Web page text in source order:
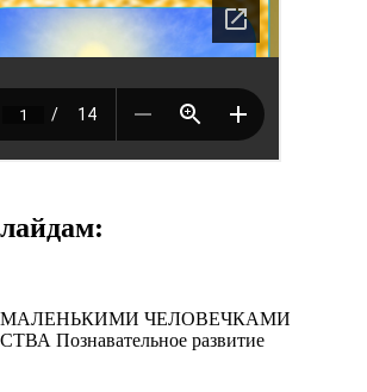
ЧЕЛОВЕЧКАМИ
Познавательное развитие